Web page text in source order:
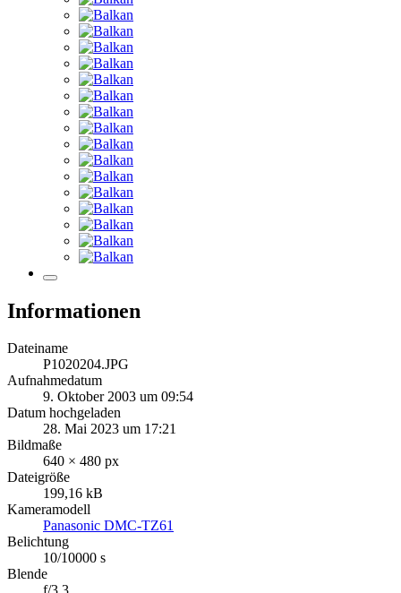
Informationen
Dateiname
P1020204.JPG
Aufnahmedatum
9. Oktober 2003 um 09:54
Datum hochgeladen
28. Mai 2023 um 17:21
Bildmaße
640 × 480 px
Dateigröße
199,16 kB
Kameramodell
Panasonic DMC-TZ61
Belichtung
10/10000 s
Blende